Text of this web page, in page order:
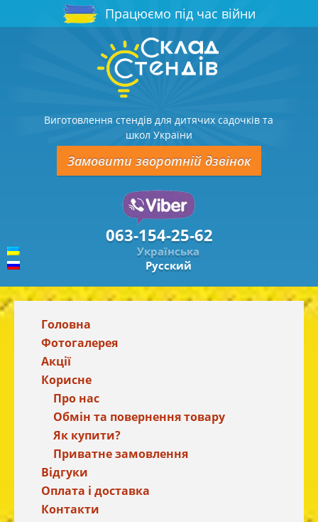
Працюємо під час війни
Виготовлення стендів для дитячих садочків та
школ України
Замовити зворотній дзвінок
063-154-25-62
Українська
Русский
Головна
Фотогалерея
Акції
Корисне
Про нас
Обмін та повернення товару
Як купити?
Приватне замовлення
Відгуки
Оплата і доставка
Контакти